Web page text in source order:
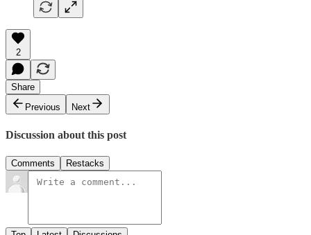
2
Share
Previous
Next
Discussion about this post
Comments Restacks